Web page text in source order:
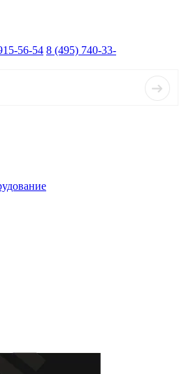
56-54 8 (495) 740-33-